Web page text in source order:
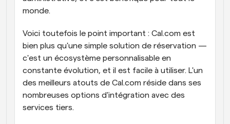
monde.
Voici toutefois le point important : Cal.com est
bien plus qu'une simple solution de réservation —
c'est un écosystème personnalisable en
constante évolution, et il est facile à utiliser. L'un
des meilleurs atouts de Cal.com réside dans ses
nombreuses options d'intégration avec des
services tiers.